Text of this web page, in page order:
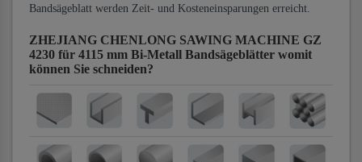
Bandsägeblatt werden Zeit- und Kosteneinsparungen erreicht.
ZHEJIANG CHENLONG SAWING MACHINE GZ
4230 für 4115 mm Bi-Metall Bandsägeblätter womit
können Sie schneiden?